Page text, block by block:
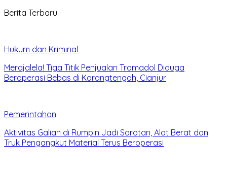
Berita Terbaru
Hukum dan Kriminal
Merajalela! Tiga Titik Penjualan Tramadol Diduga
Beroperasi Bebas di Karangtengah, Cianjur
Pemerintahan
Aktivitas Galian di Rumpin Jadi Sorotan, Alat Berat dan
Truk Pengangkut Material Terus Beroperasi